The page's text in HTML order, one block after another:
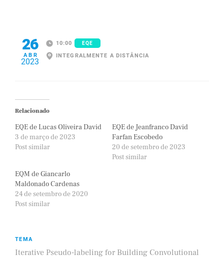
26
ABR
2023
10:00 EQE
INTEGRALMENTE A DISTÂNCIA
Relacionado
EQE de Lucas Oliveira David
3 de março de 2023
Post similar
EQE de Jeanfranco David
Farfan Escobedo
20 de setembro de 2023
Post similar
EQM de Giancarlo
Maldonado Cardenas
24 de setembro de 2020
Post similar
TEMA
Iterative Pseudo-labeling for Building Convolutional